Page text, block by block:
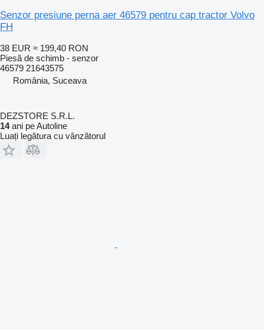
Senzor presiune perna aer 46579 pentru cap tractor Volvo
FH
38 EUR ≈ 199,40 RON
Piesă de schimb - senzor
46579 21643575
România, Suceava
DEZSTORE S.R.L.
14ani pe Autoline
Luați legătura cu vânzătorul